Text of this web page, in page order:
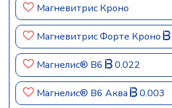
Магневитрис Кроно
Магневитрис Форте Кроно
Магнелис® В6 0.022
Магнелис® В6 Аква 0.003